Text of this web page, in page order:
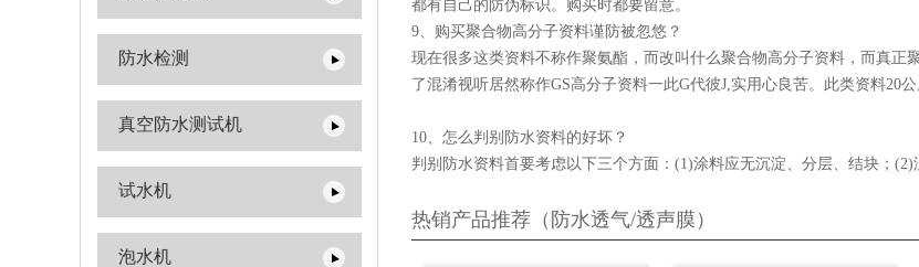
防水检测
真空防水测试机
试水机
泡水机
都有自己的防伪标识。购买时都要留意。
9、购买聚合物高分子资料谨防被忽悠？
现在很多这类资料不称作聚氨酯，而改叫什么聚合物高分子资料，而真正
了混淆视听居然称作GS高分子资料一此G代彼J,实用心良苦。此类资料20
10、怎么判别防水资料的好坏？
判别防水资料首要考虑以下三个方面：(1)涂料应无沉淀、分层、结块；(2)
热销产品推荐（防水透气/透声膜）